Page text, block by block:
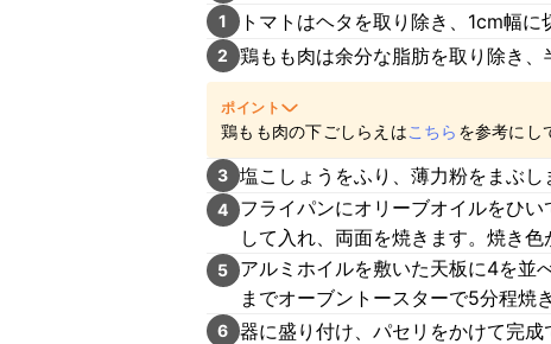
1 トマトはヘタを取り除き、1cm幅に
2 鶏もも肉は余分な脂肪を取り除き、
ポイント
鶏もも肉の下ごしらえはこちら を参考にし
3 塩こしょうをふり、薄力粉をまぶし
4
フライパンにオリーブオイルをひ
して入れ、両面を焼きます。焼き
5
アルミホイルを敷いた天板に4を並
までオーブントースターで5分程焼き
6 器に盛り付け、パセリをかけて完成